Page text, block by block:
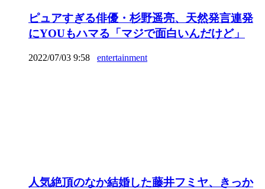
ピュアすぎる俳優・杉野遥亮、天然発言連発
にYOUもハマる「マジで面白いんだけど」
2022/07/03 9:58 entertainment
人気絶頂のなか結婚した藤井フミヤ、きっか